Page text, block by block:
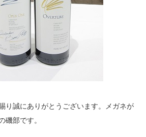
り誠にありがとうございます。メガネが
磯部です。